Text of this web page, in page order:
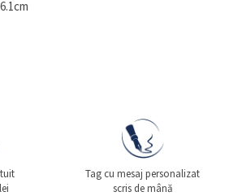
a fost: 20.00 lei.
este: 14.00 lei.
Tag cu mesaj personalizat
scris de mână